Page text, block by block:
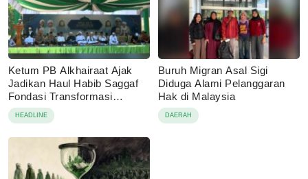
Ketum PB Alkhairaat Ajak
Jadikan Haul Habib Saggaf
Fondasi Transformasi
Organisasi
HEADLINE
Buruh Migran Asal Sigi
Diduga Alami Pelanggaran
Hak di Malaysia
DAERAH